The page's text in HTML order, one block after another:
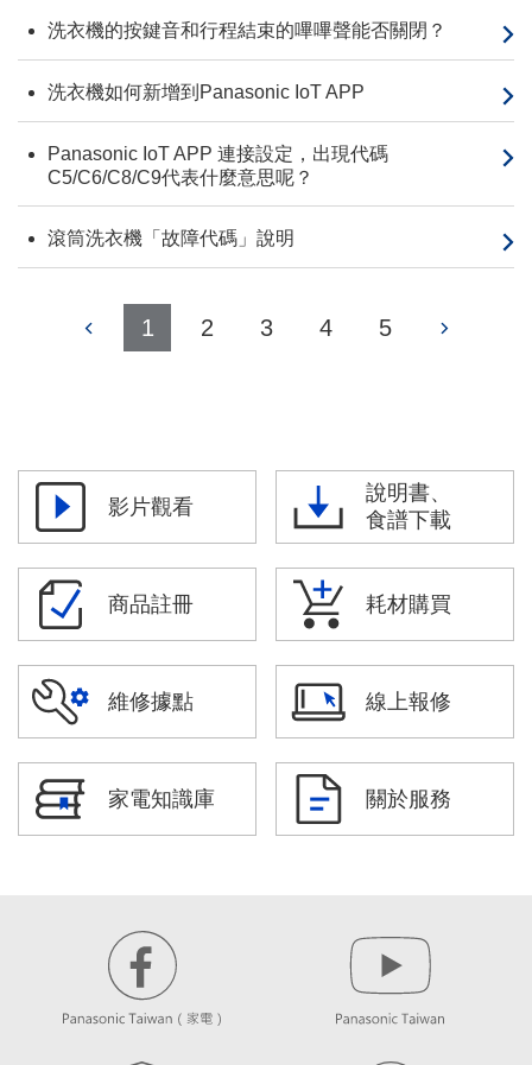
洗衣機的按鍵音和行程結束的嗶嗶聲能否關閉？
洗衣機如何新增到Panasonic IoT APP
Panasonic IoT APP 連接設定，出現代碼
C5/C6/C8/C9代表什麼意思呢？
滾筒洗衣機「故障代碼」說明
1 2 3 4 5
影片觀看
說明書、
食譜下載
商品註冊 耗材購買
維修據點 線上報修
家電知識庫 關於服務